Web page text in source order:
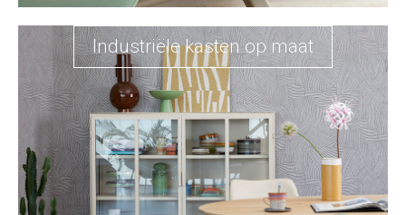
Industriële kasten op maat